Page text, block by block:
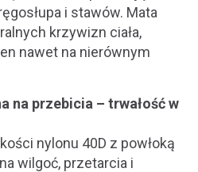
i stawów. Mata
krzywizn ciała,
nawet na nierównym
na przebicia – trwałość w
nylonu 40D z powłoką
wilgoć, przetarcia i